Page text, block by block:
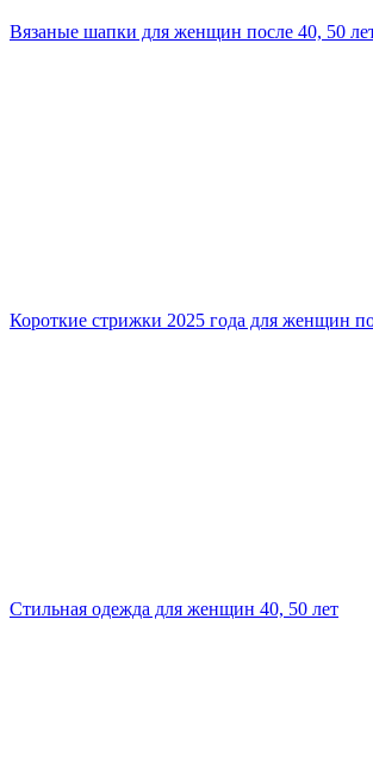
Вязаные шапки для женщин после 40, 50
Короткие стрижки 2025 года для женщин
Стильная одежда для женщин 40, 50 лет